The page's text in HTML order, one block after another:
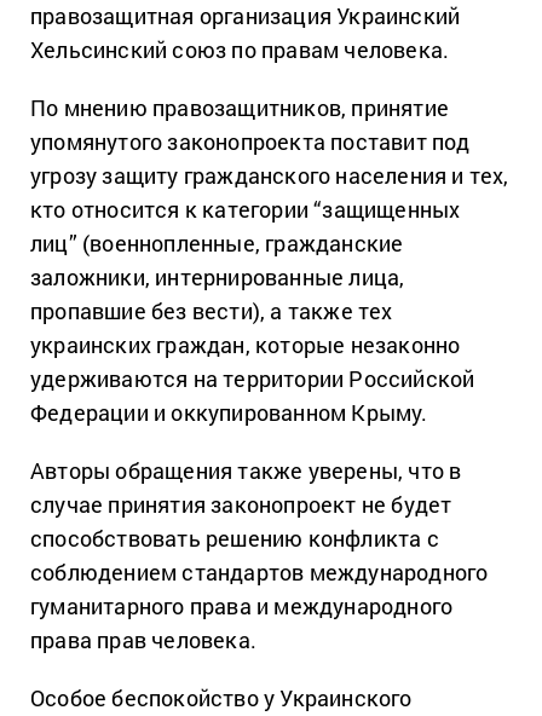
правозащитная организация Украинский
Хельсинский союз по правам человека.
По мнению правозащитников, принятие
упомянутого законопроекта поставит под
угрозу защиту гражданского населения и тех,
кто относится к категории “защищенных
лиц” (военнопленные, гражданские
заложники, интернированные лица,
пропавшие без вести), а также тех
украинских граждан, которые незаконно
удерживаются на территории Российской
Федерации и оккупированном Крыму.
Авторы обращения также уверены, что в
случае принятия законопроект не будет
способствовать решению конфликта с
соблюдением стандартов международного
гуманитарного права и международного
права прав человека.
Особое беспокойство у Украинского